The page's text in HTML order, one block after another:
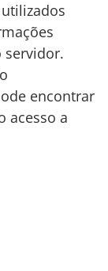
servidor.
encontrar
acesso a